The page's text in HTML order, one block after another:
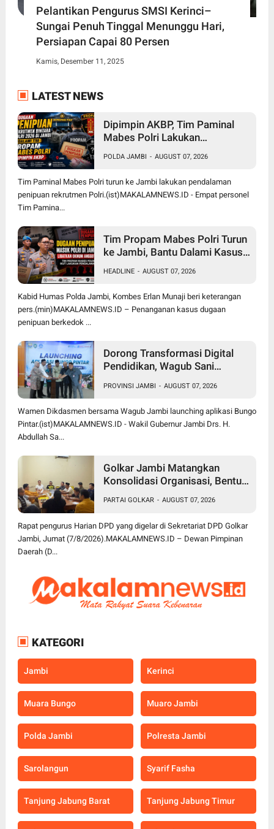
Pelantikan Pengurus SMSI Kerinci–
Sungai Penuh Tinggal Menunggu Hari,
Persiapan Capai 80 Persen
Kamis, Desember 11, 2025
LATEST NEWS
Dipimpin AKBP, Tim Paminal
Mabes Polri Lakukan
Rekrutmen Bintara di Polda
Jambi
POLDA JAMBI - AUGUST 07, 2026
Tim Paminal Mabes Polri turun ke Jambi lakukan pendalaman
penipuan rekrutmen Polri.(ist)MAKALAMNEWS.ID - Empat personel
Tim Pamina...
Tim Propam Mabes Polri Turun
ke Jambi, Bantu Dalami Kasus
Bintara Polri 2026
HEADLINE - AUGUST 07, 2026
Kabid Humas Polda Jambi, Kombes Erlan Munaji beri keterangan
pers.(min)MAKALAMNEWS.ID – Penanganan kasus dugaan
penipuan berkedok ...
Dorong Transformasi Digital
Pendidikan, Wagub Sani
Luncurkan Aplikasi Bungo
Pintar
PROVINSI JAMBI - AUGUST 07, 2026
Wamen Dikdasmen bersama Wagub Jambi launching aplikasi Bungo
Pintar.(ist)MAKALAMNEWS.ID - Wakil Gubernur Jambi Drs. H.
Abdullah Sa...
Golkar Jambi Matangkan
Konsolidasi Organisasi, Bentuk
PARTAI GOLKAR - AUGUST 07, 2026
Rapat pengurus Harian DPD yang digelar di Sekretariat DPD Golkar
Jambi, Jumat (7/8/2026).MAKALAMNEWS.ID – Dewan Pimpinan
Daerah (D...
KATEGORI
Jambi Kerinci
Muara Bungo Muaro Jambi
Polda Jambi Polresta Jambi
Sarolangun Syarif Fasha
Tanjung Jabung Barat Tanjung Jabung Timur